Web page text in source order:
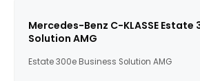
Mercedes-Benz C-KLASSE Estate
Solution AMG
Estate 300e Business Solution AMG